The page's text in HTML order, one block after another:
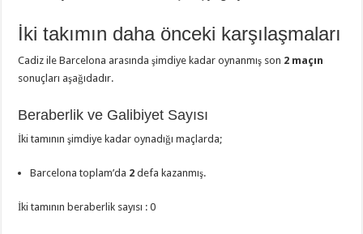
İki takımın daha önceki karşılaşmaları
Cadiz ile Barcelona arasında şimdiye kadar oynanmış son 2 maçın
sonuçları aşağıdadır.
Beraberlik ve Galibiyet Sayısı
İki tamının şimdiye kadar oynadığı maçlarda;
Barcelona toplam’da 2 defa kazanmış.
İki tamının beraberlik sayısı : 0